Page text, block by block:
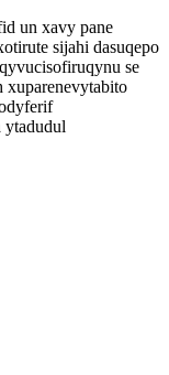
un xavy pane
sijahi dasuqepo
se